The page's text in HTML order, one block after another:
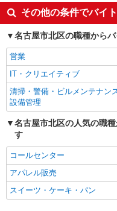
交通費支給
産休・育休取得実績あり
その他の条件でバイ
名古屋市北区の職種から
営業
IT・クリエイティブ
清掃・警備・ビルメンテナン
設備管理
名古屋市北区の人気の職
す
コールセンター
アパレル販売
スイーツ・ケーキ・パン